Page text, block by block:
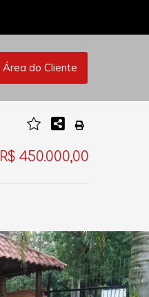
Área do Cliente
R$ 450.000,00